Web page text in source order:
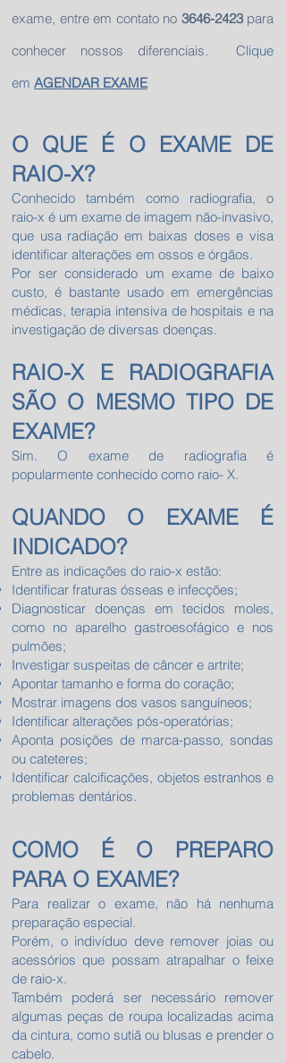
exame, entre em contato no 3646-2423para
conhecer nossos diferenciais.
Clique
em AGENDAR EXAME
O QUE É O EXAME DE
RAIO-X?
Conhecido também como radiografia, o
raio-x é um exame de imagem não-invasivo,
que usa radiação em baixas doses e visa
identificar alterações em ossos e órgãos.
Por ser considerado um exame de baixo
custo, é bastante usado em emergências
médicas, terapia intensiva de hospitais e na
investigação de diversas doenças.
RAIO-X E RADIOGRAFIA
SÃO O MESMO TIPO DE
EXAME?
Sim. O exame de radiografia é
popularmente conhecido como raio- X.
QUANDO O EXAME É
INDICADO?
Entre as indicações do raio-x estão:
Identificar fraturas ósseas e infecções;
Diagnosticar doenças em tecidos moles,
como no aparelho gastroesofágico e nos
pulmões;
Investigar suspeitas de câncer e artrite;
Apontar tamanho e forma do coração;
Mostrar imagens dos vasos sanguíneos;
Identificar alterações pós-operatórias;
Aponta posições de marca-passo, sondas
ou cateteres;
Identificar calcificações, objetos estranhos e
problemas dentários.
COMO É O PREPARO
PARA O EXAME?
Para realizar o exame, não há nenhuma
preparação especial.
Porém, o indivíduo deve remover joias ou
acessórios que possam atrapalhar o feixe
de raio-x.
Também poderá ser necessário remover
algumas peças de roupa localizadas acima
da cintura, como sutiã ou blusas e prender o
cabelo.